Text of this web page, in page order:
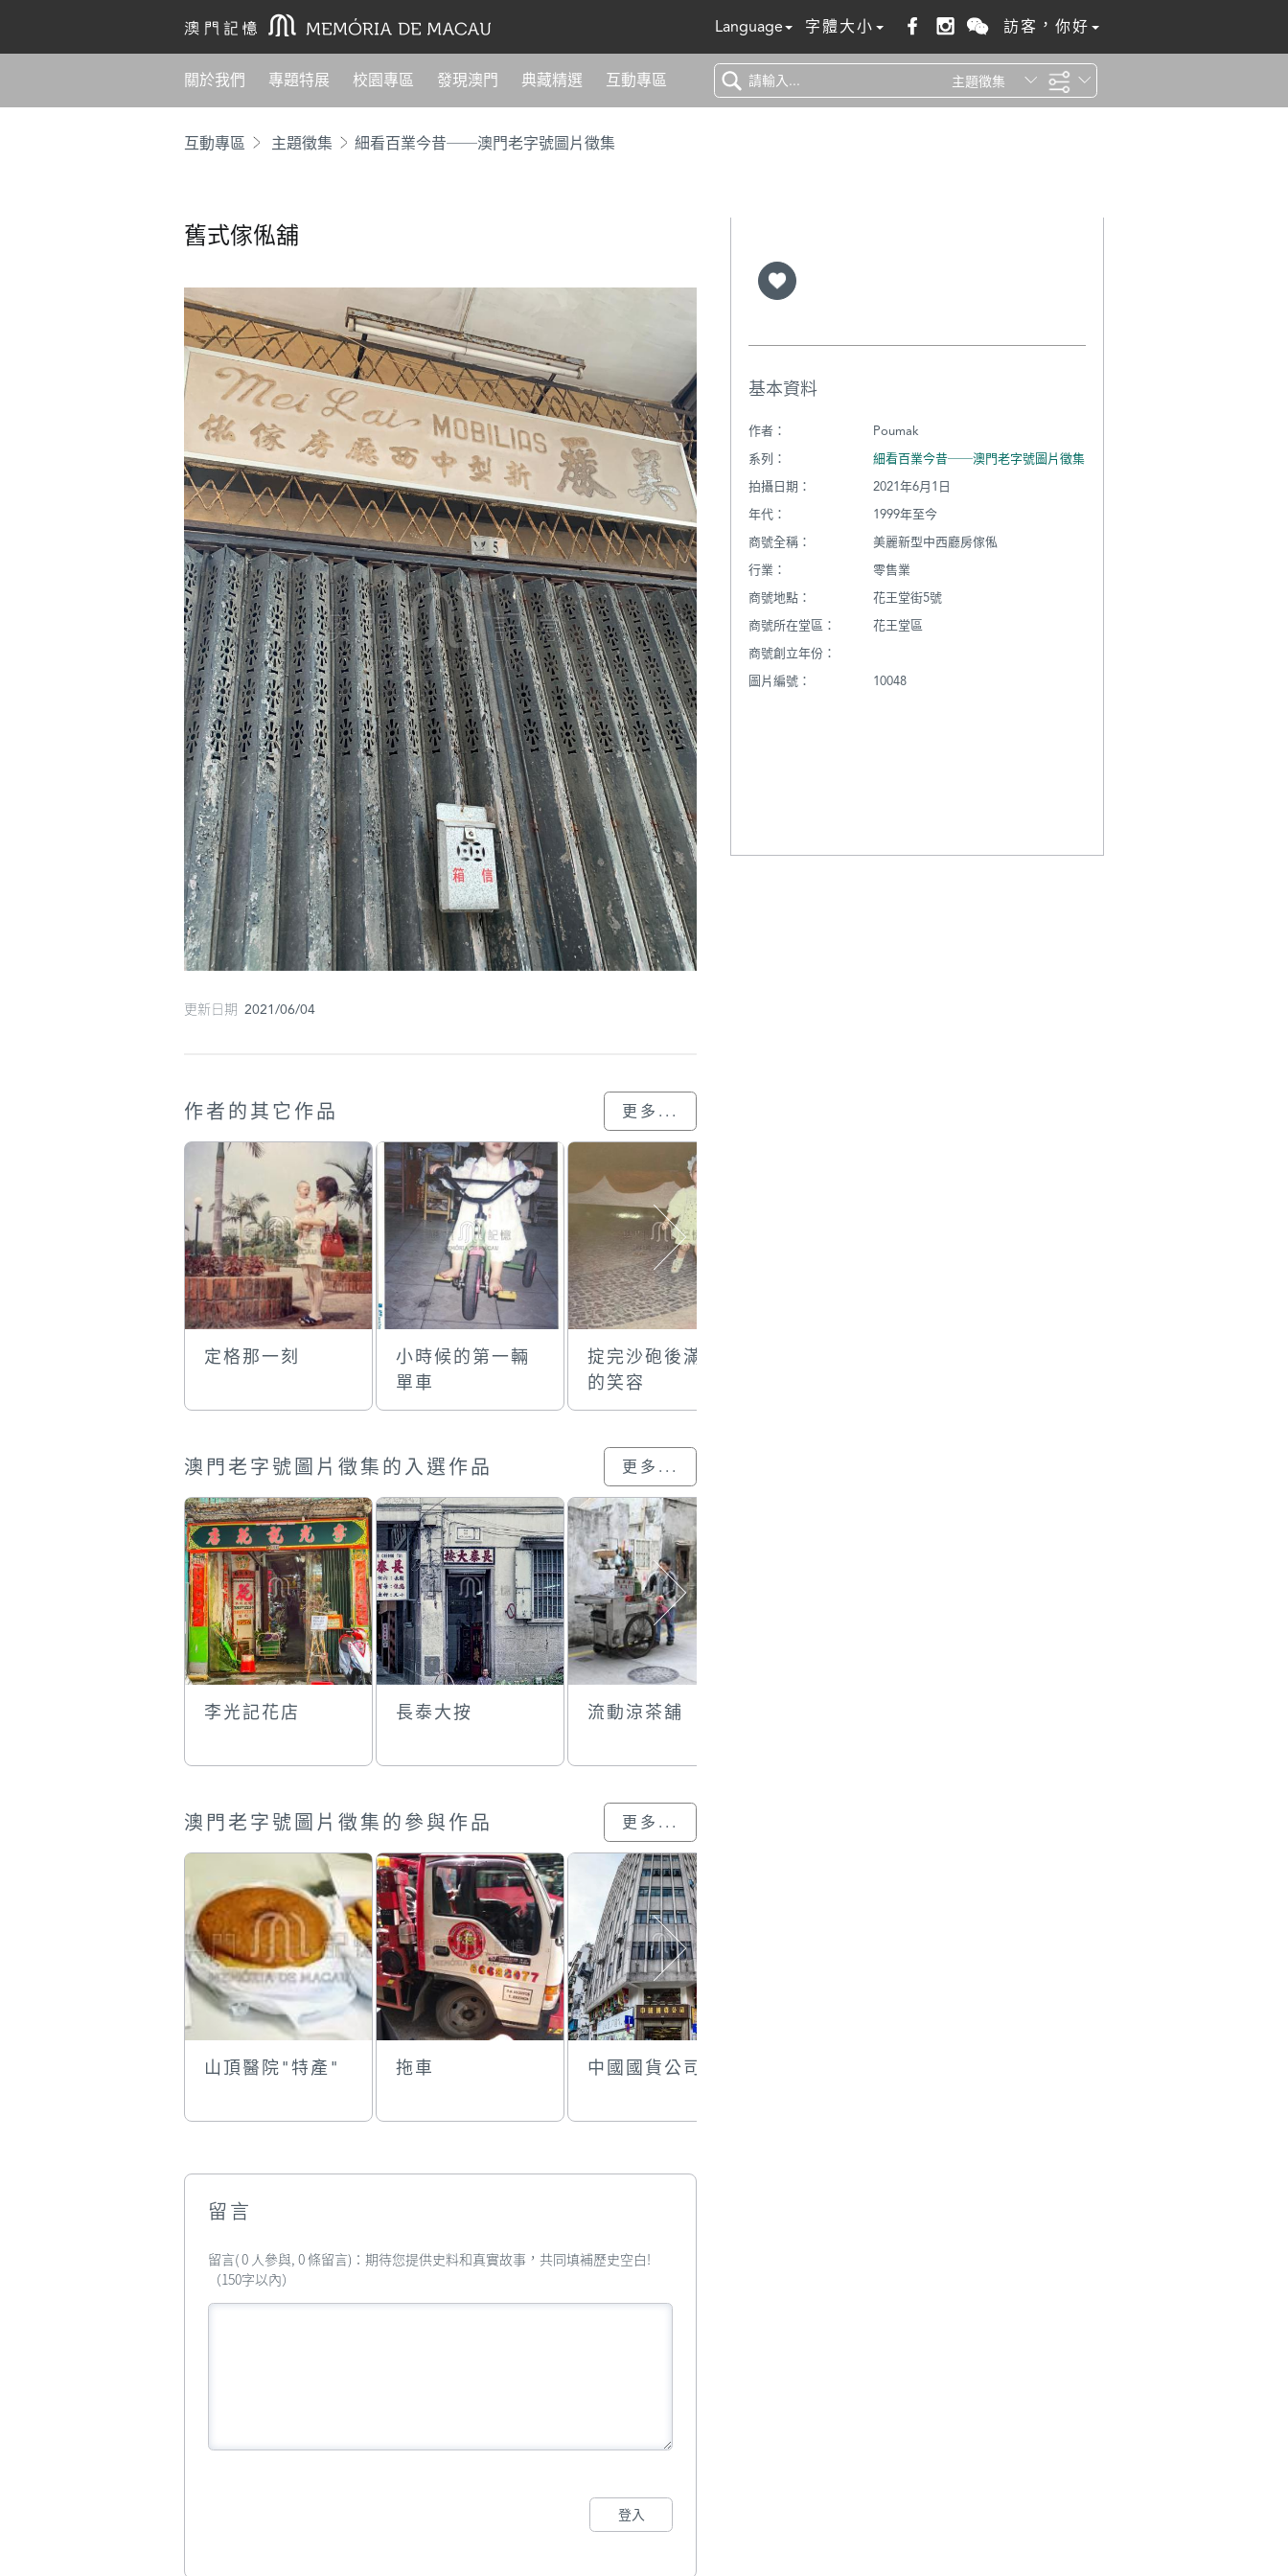
Language 字體大小 訪客，你好
關於我們 專題特展 校園專區 發現澳門 典藏精選 互動專區 主題徵集
互動專區 主題徵集 細看百業今昔──澳門老字號圖片徵集
舊式傢俬舖
更新日期 2021/06/04
作者的其它作品 更多...
定格那一刻
小時候的第一輛
單車
掟完沙砲後滿足
的笑容
澳門老字號圖片徵集的入選作品 更多...
李光記花店 長泰大按 流動涼茶舖
澳門老字號圖片徵集的參與作品 更多...
山頂醫院"特產" 拖車 中國國貨公司
留言
留言( 0 人參與, 0 條留言)：期待您提供史料和真實故事，共同填補歷史空白!
（150字以內）
登入
基本資料
作者：
Poumak
系列：
細看百業今昔──澳門老字號圖片徵集
拍攝日期：
2021年6月1日
年代：
1999年至今
商號全稱：
美麗新型中西廳房傢俬
行業：
零售業
商號地點：
花王堂街5號
商號所在堂區：
花王堂區
商號創立年份：
圖片編號：
10048